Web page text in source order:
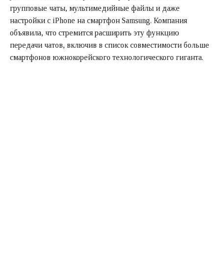
групповые чаты, мультимедийные файлы и даже
настройки с iPhone на смартфон Samsung. Компания
объявила, что стремится расширить эту функцию
передачи чатов, включив в список совместимости больше
смартфонов южнокорейского технологического гиганта.